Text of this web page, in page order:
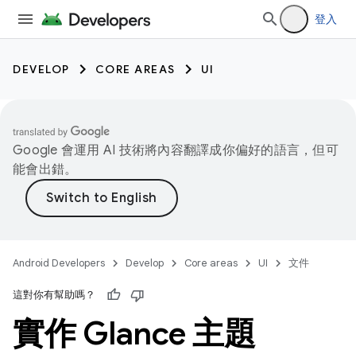
登入
DEVELOP CORE AREAS UI
Google 會運用 AI 技術將內容翻譯成你偏好的語言，但可
能會出錯。
Android Developers Develop Core areas UI 文件
這對你有幫助嗎？
實作 Glance 主題